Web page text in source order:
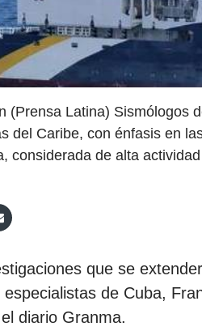
(Prensa Latina) Sismólogos
del Caribe, con énfasis en
considerada de alta
que se
especialistas de Cuba,
diario Granma.